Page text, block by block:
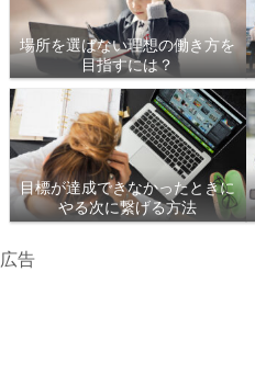
場所を選ばない理想の働き方を
目指すには？
目標が達成できなかったときに
やる次に繋げる方法
広告